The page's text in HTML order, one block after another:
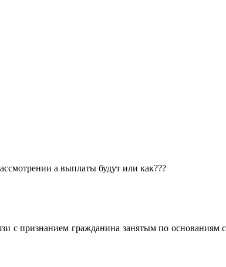
а выплаты будут или как???
с признанием гражданина занятым по основаниям